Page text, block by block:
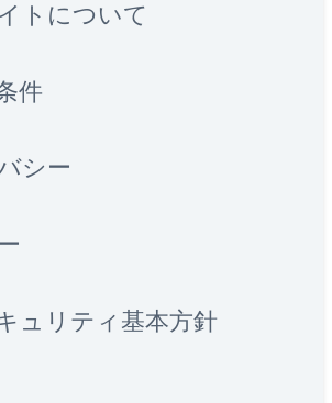
トについて
件
シー
ュリティ基本方針